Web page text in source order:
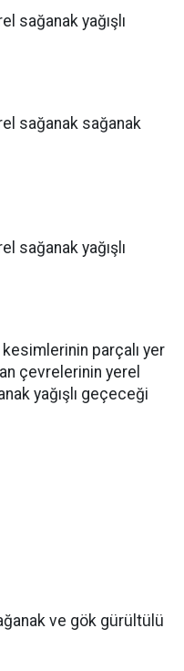
sağanak yağışlı
sağanak sağanak
sağanak yağışlı
parçalı yer
çevrelerinin yerel
yağışlı geçeceği
ve gök gürültülü